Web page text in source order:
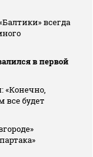
всегда
в первой
«Конечно,
все будет